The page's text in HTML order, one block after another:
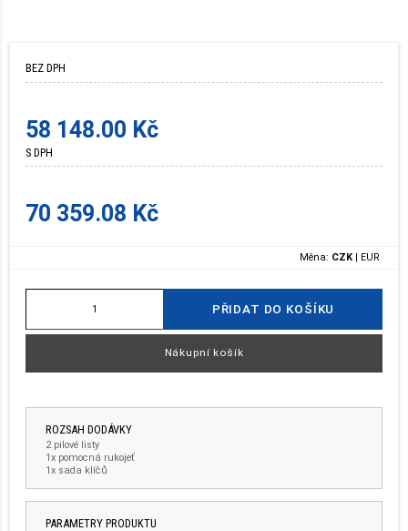
BEZ DPH
58 148.00 Kč
S DPH
70 359.08 Kč
Měna: CZK | EUR
PŘIDAT DO KOŠÍKU
Nákupní košík
ROZSAH DODÁVKY
2 pilové listy
1x pomocná rukojeť
1x sada klíčů
PARAMETRY PRODUKTU